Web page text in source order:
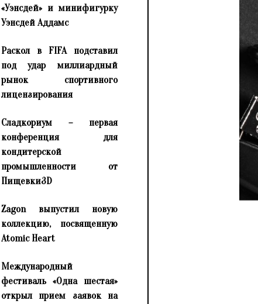
«Уэнсдей» и минифигурку
Уэнсдей Аддамс
Раскол в FIFA подставил
под удар миллиардный
рынок спортивного
лицензирования
Сладкориум – первая
конференция для
кондитерской
промышленности от
Пищевки3D
Zagon выпустил новую
коллекцию, посвященную
Atomic Heart
Международный
фестиваль «Одна шестая»
открыл прием заявок на